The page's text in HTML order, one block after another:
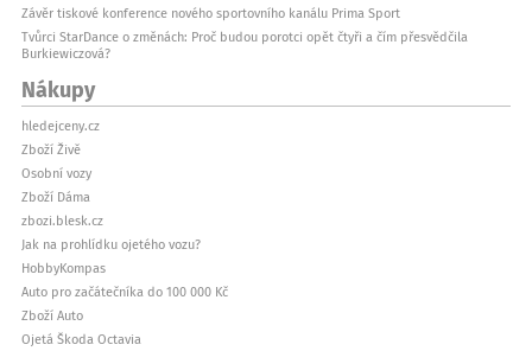
Závěr tiskové konference nového sportovního kanálu Prima Sport
Tvůrci StarDance o změnách: Proč budou porotci opět čtyři a čím přesvědčila
Burkiewiczová?
Nákupy
hledejceny.cz
Zboží Živě
Osobní vozy
Zboží Dáma
zbozi.blesk.cz
Jak na prohlídku ojetého vozu?
HobbyKompas
Auto pro začátečníka do 100 000 Kč
Zboží Auto
Ojetá Škoda Octavia